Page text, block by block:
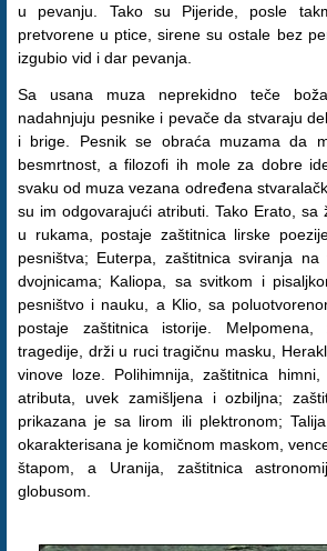
u pevanju. Tako su Pijeride, posle
pretvorene u ptice, sirene su ostale bez
izgubio vid i dar pevanja.
Sa usana muza neprekidno teče
nadahnjuju pesnike i pevače da stvaraju
i brige. Pesnik se obraća muzama da
besmrtnost, a filozofi ih mole za dobre
svaku od muza vezana određena
su im odgovarajući atributi. Tako Erato, sa
u rukama, postaje zaštitnica lirske
pesništva; Euterpa, zaštitnica sviranja
dvojnicama; Kaliopa, sa svitkom i
pesništvo i nauku, a Klio, sa
postaje zaštitnica istorije.
tragedije, drži u ruci tragičnu masku,
vinove loze. Polihimnija, zaštitnica
atributa, uvek zamišljena i ozbiljna;
prikazana je sa lirom ili plektronom;
okarakterisana je komičnom maskom,
štapom, a Uranija, zaštitnica
globusom.